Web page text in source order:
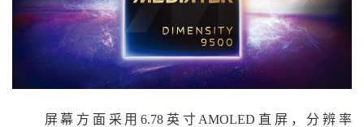
屏幕方面采用6.78英寸AMOLED直屏，分辨率